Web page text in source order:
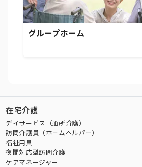
グループホーム
在宅介護
デイサービス（通所介護）
訪問介護員（ホームヘルパー）
福祉用具
夜間対応型訪問介護
ケアマネージャー